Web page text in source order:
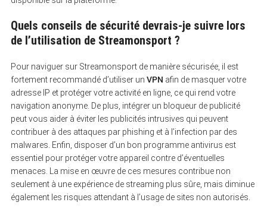
Quels conseils de sécurité devrais-je suivre lors
de l’utilisation de Streamonsport ?
Pour naviguer sur Streamonsport de manière sécurisée, il est
fortement recommandé d’utiliser un VPN afin de masquer votre
adresse IP et protéger votre activité en ligne, ce qui rend votre
navigation anonyme. De plus, intégrer un bloqueur de publicité
peut vous aider à éviter les publicités intrusives qui peuvent
contribuer à des attaques par phishing et à l’infection par des
malwares. Enfin, disposer d’un bon programme antivirus est
essentiel pour protéger votre appareil contre d’éventuelles
menaces. La mise en œuvre de ces mesures contribue non
seulement à une expérience de streaming plus sûre, mais diminue
également les risques attendant à l’usage de sites non autorisés.